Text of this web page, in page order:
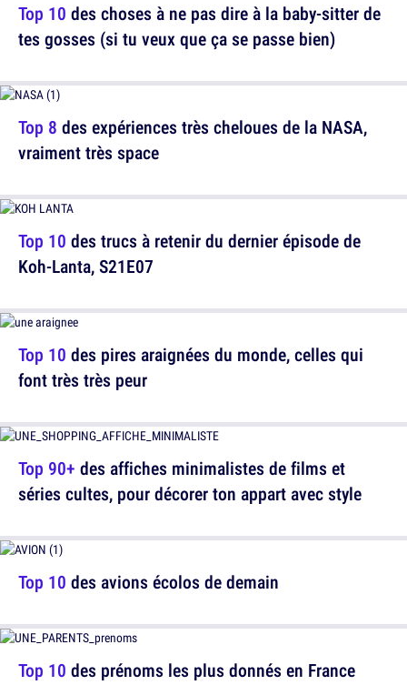
Top 8 des expériences très cheloues de la NASA,
vraiment très space
Top 10 des pires araignées du monde, celles qui
font très très peur
Top 10 des avions écolos de demain
Top 10 des choses à ne pas dire à la baby-sitter de
tes gosses (si tu veux que ça se passe bien)
Top 10 des trucs à retenir du dernier épisode de
Koh-Lanta, S21E07
Top 90+ des affiches minimalistes de films et
séries cultes, pour décorer ton appart avec style
Top 10 des prénoms les plus donnés en France